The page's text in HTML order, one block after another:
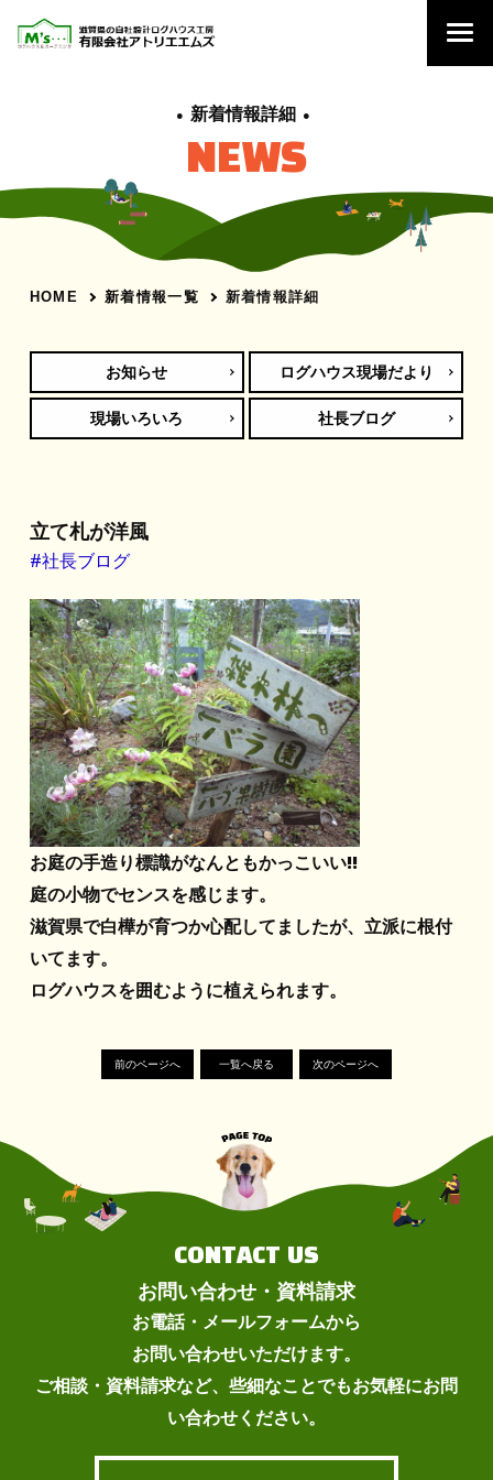
新着情報詳細
NEWS
HOME 新着情報一覧 新着情報詳細
お知らせ ログハウス現場だより
現場いろいろ 社長ブログ
立て札が洋風
#社長ブログ
お庭の手造り標識がなんともかっこいい!!
庭の小物でセンスを感じます。
滋賀県で白樺が育つか心配してましたが、立派に根付
いてます。
ログハウスを囲むように植えられます。
前のページへ 一覧へ戻る 次のページへ
CONTACT US
お問い合わせ・資料請求
お電話・メールフォームから
お問い合わせいただけます。
ご相談・資料請求など、些細なことでもお気軽にお問
い合わせください。